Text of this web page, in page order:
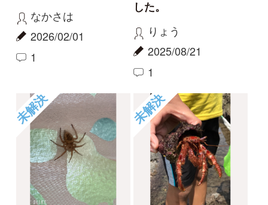
これはなんですか？
なごみ
0
謎の赤いウニョウニョ
Elinor
2024/06/25
未解決 未解決